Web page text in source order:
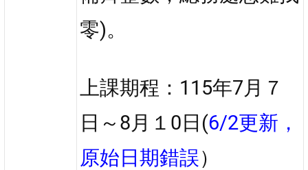
零)。
上課期程：115年7月７
日～8月１0日(6/2更新，
原始日期錯誤）